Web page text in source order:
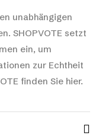
unabhängigen
SHOPVOTE setzt
ein, um
zur Echtheit
finden Sie hier.